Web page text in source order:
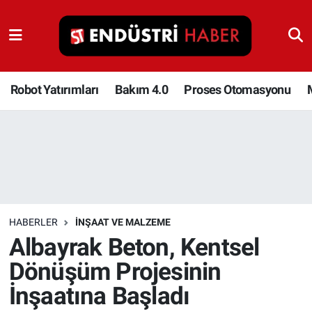
Robot Yatırımları Bakım 4.0 Proses Otomasyonu
HABERLER İNŞAAT VE MALZEME
Albayrak Beton, Kentsel
Dönüşüm Projesinin
İnşaatına Başladı
Robot Yatırımları
Bakım 4.0
Depolama Çözümleri
İnşaat ve Malzeme
HaberOrtak